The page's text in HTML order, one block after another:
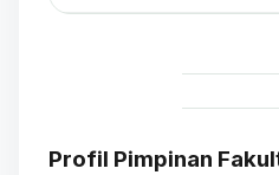
Profil Pimpinan